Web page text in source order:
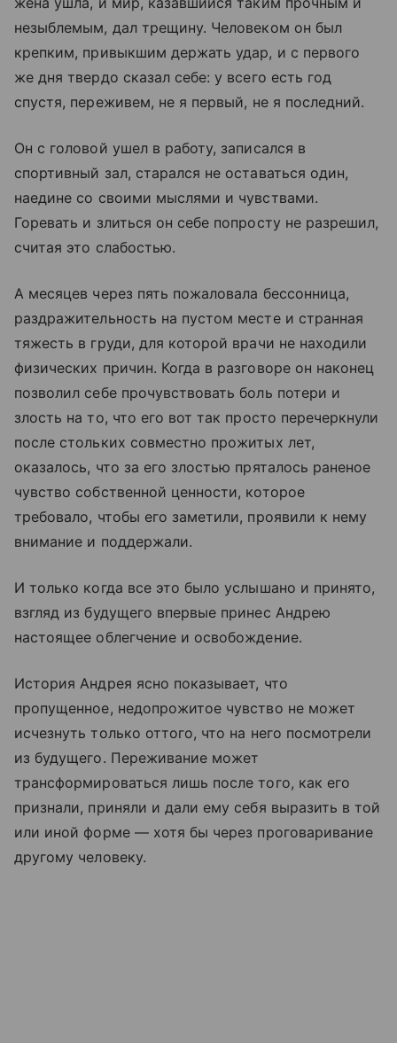
незыблемым, дал трещину. Человеком он был
крепким, привыкшим держать удар, и с первого
же дня твердо сказал себе: у всего есть год
спустя, переживем, не я первый, не я последний.
Он с головой ушел в работу, записался в
спортивный зал, старался не оставаться один,
наедине со своими мыслями и чувствами.
Горевать и злиться он себе попросту не разрешил,
считая это слабостью.
А месяцев через пять пожаловала бессонница,
раздражительность на пустом месте и странная
тяжесть в груди, для которой врачи не находили
физических причин. Когда в разговоре он наконец
позволил себе прочувствовать боль потери и
злость на то, что его вот так просто перечеркнули
после стольких совместно прожитых лет,
оказалось, что за его злостью пряталось раненое
чувство собственной ценности, которое
требовало, чтобы его заметили, проявили к нему
внимание и поддержали.
И только когда все это было услышано и принято,
взгляд из будущего впервые принес Андрею
настоящее облегчение и освобождение.
История Андрея ясно показывает, что
пропущенное, недопрожитое чувство не может
исчезнуть только оттого, что на него посмотрели
из будущего. Переживание может
трансформироваться лишь после того, как его
признали, приняли и дали ему себя выразить в той
или иной форме — хотя бы через проговаривание
другому человеку.